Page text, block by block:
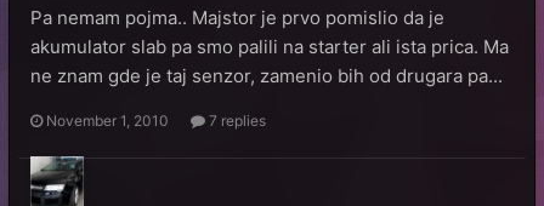
Pa nemam pojma.. Majstor je prvo pomislio da je
akumulator slab pa smo palili na starter ali ista prica. Ma
ne znam gde je taj senzor, zamenio bih od drugara pa...
November 1, 2010 7 replies